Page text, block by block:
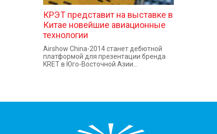
КРЭТ представит на выставке в
Китае новейшие авиационные
технологии
Airshow China-2014 станет дебютной
платформой для презентации бренда
KRET в Юго-Восточной Азии...